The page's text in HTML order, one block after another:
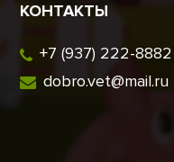
КОНТАКТЫ
+7 (937) 222-8882
dobro.vet@mail.ru